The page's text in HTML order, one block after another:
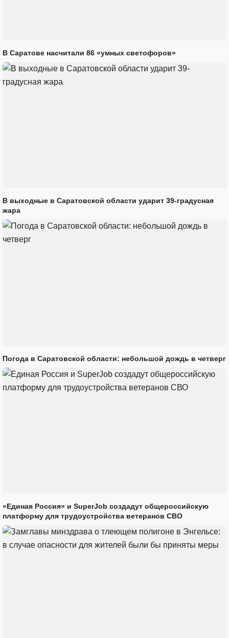
В Саратове насчитали 86 «умных светофоров»
В выходные в Саратовской области ударит 39-градусная
жара
Погода в Саратовской области: небольшой дождь в четверг
«Единая Россия» и SuperJob создадут общероссийскую
платформу для трудоустройства ветеранов СВО